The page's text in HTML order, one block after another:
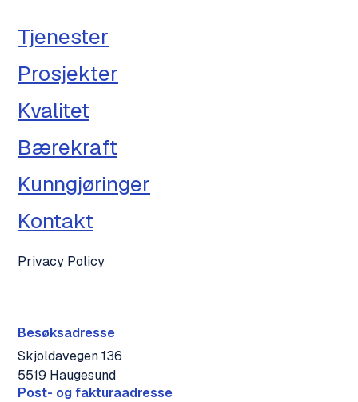
Tjenester
Prosjekter
Kvalitet
Bærekraft
Kunngjøringer
Kontakt
Privacy Policy
Besøksadresse
Skjoldavegen 136
5519 Haugesund
Post- og fakturaadresse